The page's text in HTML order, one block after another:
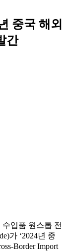
중국 해외
간
수입품 원스톱 전
가 ‘2024년 중
Border Import